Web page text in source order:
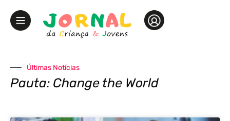
Últimas Notícias
Pauta: Change the World